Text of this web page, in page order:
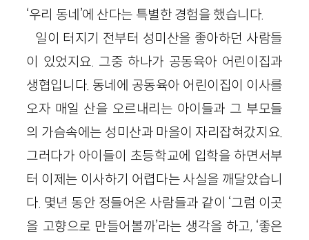
‘우리 동네’에 산다는 특별한 경험을 했습니다.
일이 터지기 전부터 성미산을 좋아하던 사람들
이 있었지요. 그중 하나가 공동육아 어린이집과
생협입니다. 동네에 공동육아 어린이집이 이사를
오자 매일 산을 오르내리는 아이들과 그 부모들
의 가슴속에는 성미산과 마을이 자리잡혀갔지요.
그러다가 아이들이 초등학교에 입학을 하면서부
터 이제는 이사하기 어렵다는 사실을 깨달았습니
다. 몇년 동안 정들어온 사람들과 같이 ‘그럼 이곳
을 고향으로 만들어볼까’라는 생각을 하고, ‘좋은